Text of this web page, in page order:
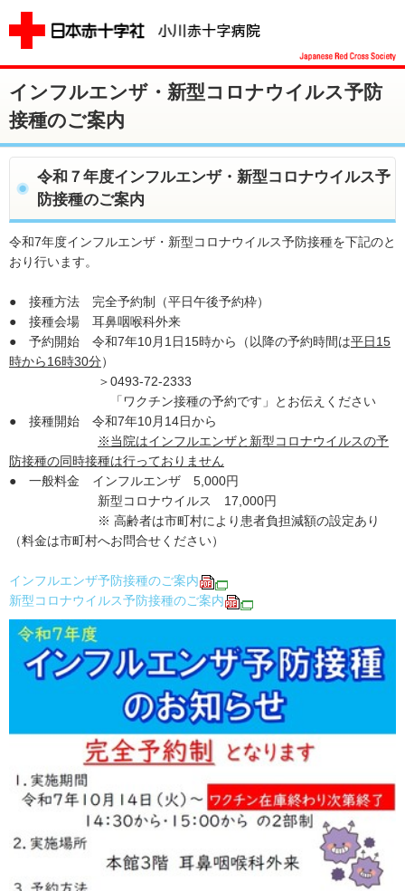
インフルエンザ・新型コロナウイルス予防
接種のご案内
令和７年度インフルエンザ・新型コロナウイルス予
防接種のご案内
令和7年度インフルエンザ・新型コロナウイルス予防接種を下記のと
おり行います。
● 接種方法 完全予約制（平日午後予約枠）
● 接種会場 耳鼻咽喉科外来
● 予約開始 令和7年10月1日15時から（以降の予約時間は平日15
時から16時30分）
＞0493-72-2333
「ワクチン接種の予約です」とお伝えください
● 接種開始 令和7年10月14日から
※当院はインフルエンザと新型コロナウイルスの予
防接種の同時接種は行っておりません
● 一般料金 インフルエンザ 5,000円
新型コロナウイルス 17,000円
※ 高齢者は市町村により患者負担減額の設定あり
（料金は市町村へお問合せください）
インフルエンザ予防接種のご案内
新型コロナウイルス予防接種のご案内